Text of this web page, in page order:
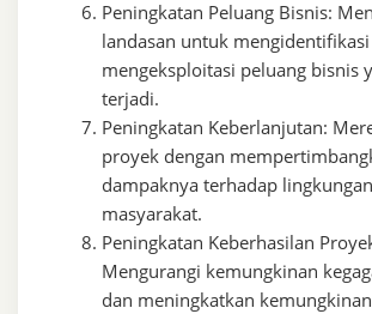
Peningkatan Peluang Bisnis:
landasan untuk
mengeksploitasi peluang bisnis
terjadi.
Peningkatan Keberlanjutan:
proyek dengan
dampaknya terhadap
masyarakat.
Peningkatan Keberhasilan
Mengurangi kemungkinan
dan meningkatkan kemungkinan